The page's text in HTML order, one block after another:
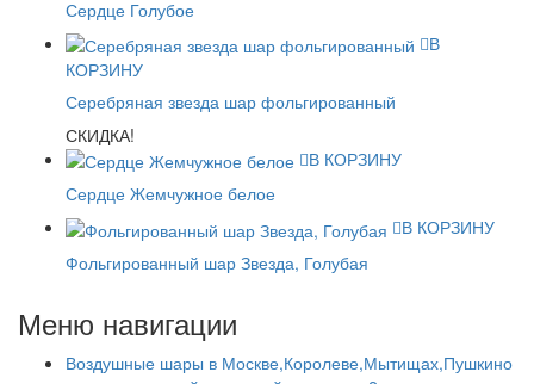
Сердце Голубое
В
КОРЗИНУ
Серебряная звезда шар фольгированный
СКИДКА!
В КОРЗИНУ
Сердце Жемчужное белое
В КОРЗИНУ
Фольгированный шар Звезда, Голубая
Меню навигации
Воздушные шары в Москве,Королеве,Мытищах,Пушкино